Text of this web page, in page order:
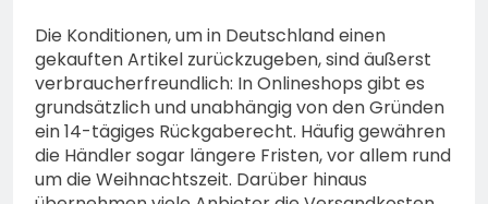
Die Konditionen, um in Deutschland einen
gekauften Artikel zurückzugeben, sind äußerst
verbraucherfreundlich: In Onlineshops gibt es
grundsätzlich und unabhängig von den Gründen
ein 14-tägiges Rückgaberecht. Häufig gewähren
die Händler sogar längere Fristen, vor allem rund
um die Weihnachtszeit. Darüber hinaus